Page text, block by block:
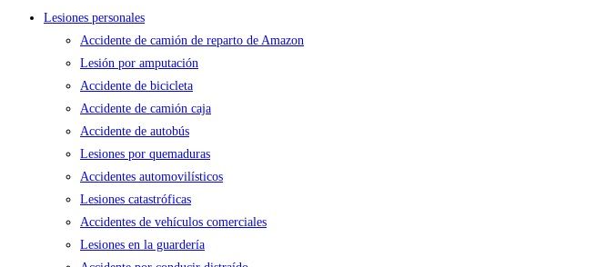
Lesiones personales
Accidente de camión de reparto de Amazon
Lesión por amputación
Accidente de bicicleta
Accidente de camión caja
Accidente de autobús
Lesiones por quemaduras
Accidentes automovilísticos
Lesiones catastróficas
Accidentes de vehículos comerciales
Lesiones en la guardería